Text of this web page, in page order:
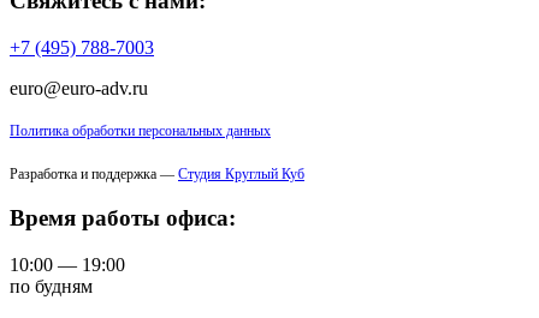
+7 (495) 788-7003
euro@euro-adv.ru
Политика обработки персональных данных
Разработка и поддержка — Студия Круглый Куб
Время работы офиса:
10:00 — 19:00
по будням